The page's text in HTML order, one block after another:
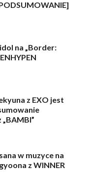
na „Border:
z EXO jest
w muzyce na
z WINNER